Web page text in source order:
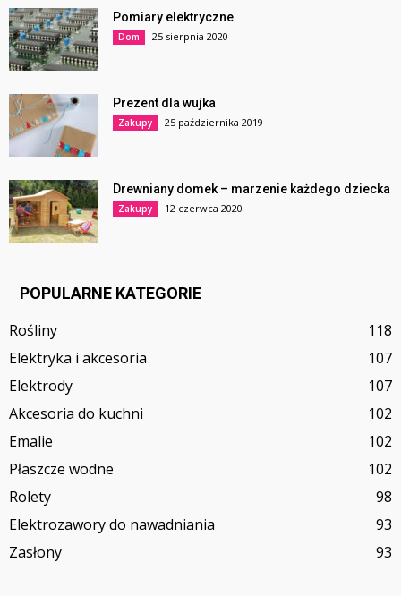
Pomiary elektryczne
Dom 25 sierpnia 2020
Prezent dla wujka
Zakupy 25 października 2019
Drewniany domek – marzenie każdego dziecka
Zakupy 12 czerwca 2020
POPULARNE KATEGORIE
Rośliny
118
Elektryka i akcesoria
107
Elektrody
107
Akcesoria do kuchni
102
Emalie
102
Płaszcze wodne
102
Rolety
98
Elektrozawory do nawadniania
93
Zasłony
93